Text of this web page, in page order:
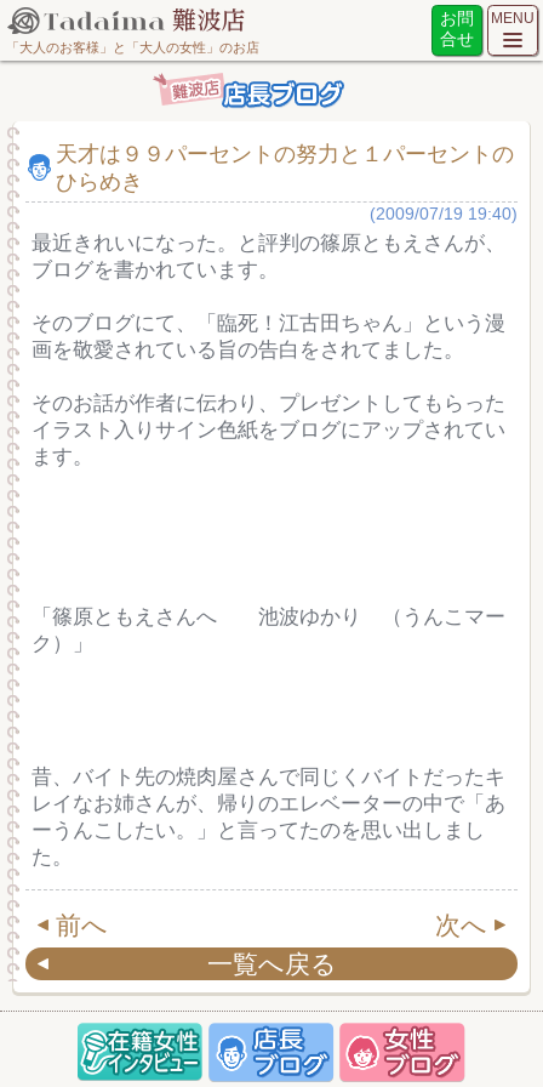
「大人のお客様」と「大人の女性」のお店
お問
合せ
MENU
天才は９９パーセントの努力と１パーセントの
ひらめき
(2009/07/19 19:40)
最近きれいになった。と評判の篠原ともえさんが、
ブログを書かれています。
そのブログにて、「臨死！江古田ちゃん」という漫
画を敬愛されている旨の告白をされてました。
そのお話が作者に伝わり、プレゼントしてもらった
イラスト入りサイン色紙をブログにアップされてい
ます。
「篠原ともえさんへ 池波ゆかり （うんこマー
ク）」
昔、バイト先の焼肉屋さんで同じくバイトだったキ
レイなお姉さんが、帰りのエレベーターの中で「あ
ーうんこしたい。」と言ってたのを思い出しまし
た。
前へ
次へ
一覧へ戻る